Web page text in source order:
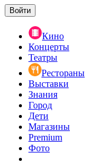
Войти
Кино
Концерты
Театры
Рестораны
Выставки
Знания
Город
Дети
Магазины
Premium
Фото